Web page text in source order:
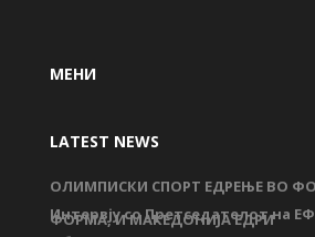
МЕНИ
LATEST NEWS
ОЛИМПИСКИ СПОРТ ЕДРЕЊЕ ВО
ФОРМА, И МАКЕДОНИЈА ЕДРИ
Интервју со Претседателот на